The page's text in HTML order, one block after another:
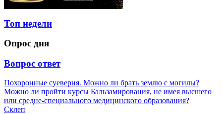
Топ недели
Опрос дня
Вопрос ответ
Похоронные суеверия. Можно ли брать землю с могилы?
Можно ли пройти курсы Бальзамирования, не имея высшего
или средне-специального медицинского образования?
Склеп